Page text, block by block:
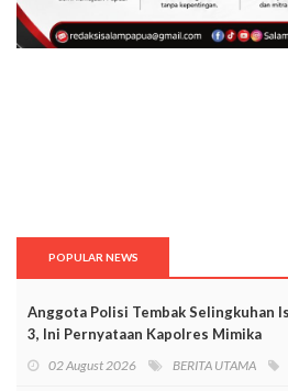
POPULAR NEWS
Anggota Polisi Tembak Selingkuhan
3, Ini Pernyataan Kapolres Mimika
02 August 2026 BERITA UTAMA